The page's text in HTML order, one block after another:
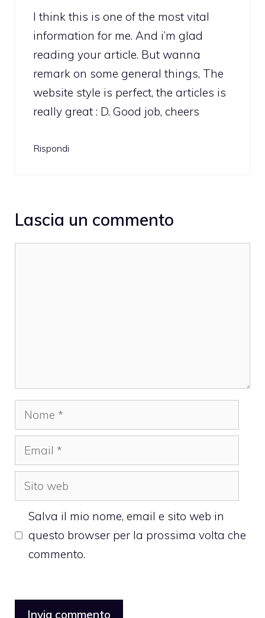
I think this is one of the most vital
information for me. And i’m glad
reading your article. But wanna
remark on some general things, The
website style is perfect, the articles is
really great : D. Good job, cheers
Rispondi
Lascia un commento
Nome
Email
Sito
web
Salva il mio nome, email e sito web in
questo browser per la prossima volta che
commento.